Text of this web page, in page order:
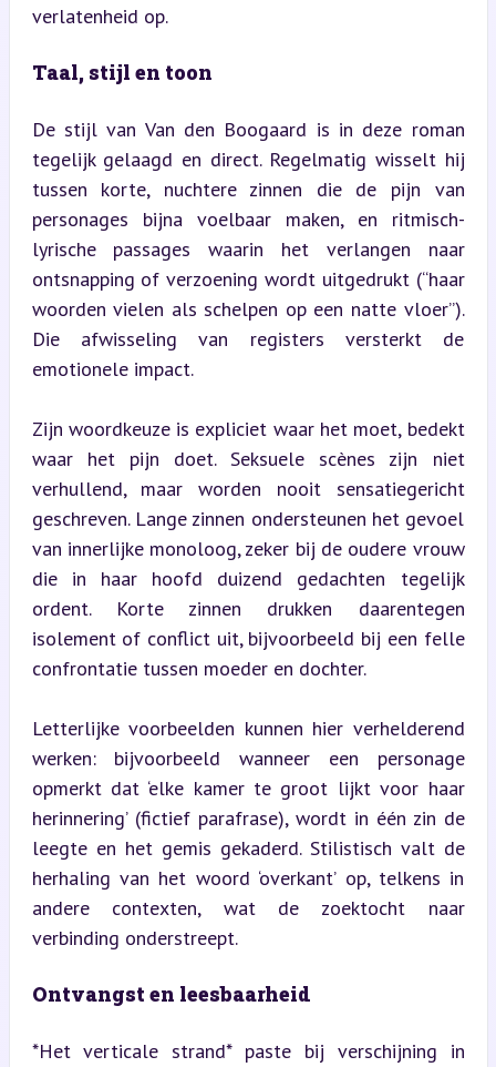
verlatenheid op.
Taal, stijl en toon
De stijl van Van den Boogaard is in deze roman
tegelijk gelaagd en direct. Regelmatig wisselt hij
tussen korte, nuchtere zinnen die de pijn van
personages bijna voelbaar maken, en ritmisch-
lyrische passages waarin het verlangen naar
ontsnapping of verzoening wordt uitgedrukt (“haar
woorden vielen als schelpen op een natte vloer”).
Die afwisseling van registers versterkt de
emotionele impact.
Zijn woordkeuze is expliciet waar het moet, bedekt
waar het pijn doet. Seksuele scènes zijn niet
verhullend, maar worden nooit sensatiegericht
geschreven. Lange zinnen ondersteunen het gevoel
van innerlijke monoloog, zeker bij de oudere vrouw
die in haar hoofd duizend gedachten tegelijk
ordent. Korte zinnen drukken daarentegen
isolement of conflict uit, bijvoorbeeld bij een felle
confrontatie tussen moeder en dochter.
Letterlijke voorbeelden kunnen hier verhelderend
werken: bijvoorbeeld wanneer een personage
opmerkt dat ‘elke kamer te groot lijkt voor haar
herinnering’ (fictief parafrase), wordt in één zin de
leegte en het gemis gekaderd. Stilistisch valt de
herhaling van het woord ‘overkant’ op, telkens in
andere contexten, wat de zoektocht naar
verbinding onderstreept.
Ontvangst en leesbaarheid
*Het verticale strand* paste bij verschijning in